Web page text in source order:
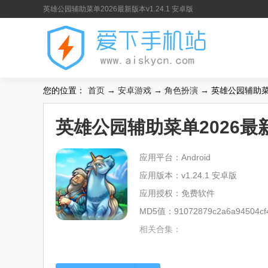
英雄公园辅助菜单2026最新版本v1.24.1 安卓版
您的位置： 首页 → 安卓游戏 → 角色扮演 → 英雄公园辅助
英雄公园辅助菜单2026最
应用平台：Android
应用版本：v1.24.1 安卓版
应用授权：免费软件
MD5值：
相关合集：